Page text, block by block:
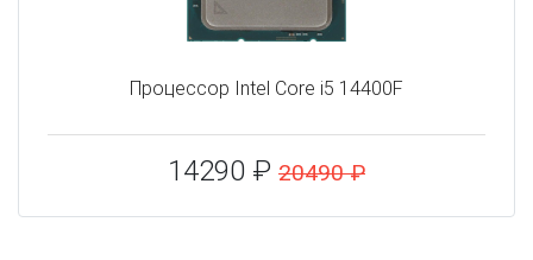
Процессор Intel Core i5 14400F
14290 ₽ 20490 ₽